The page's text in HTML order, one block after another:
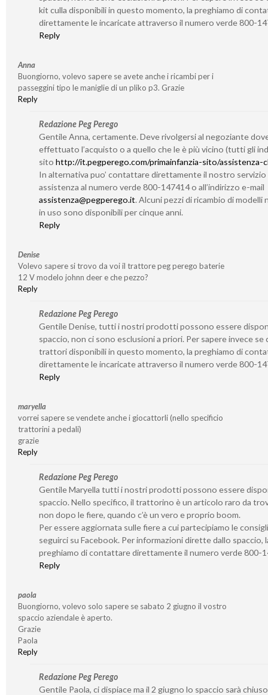
kit culla disponibili in questo momento, la preghiamo di
direttamente le incaricate attraverso il numero verde 800-
Reply
Anna
Buongiorno, volevo sapere se avete anche i ricambi per i
passeggini tipo le maniglie di un pliko p3. Grazie
Reply
Redazione Peg Perego
Gentile Anna, certamente. Deve rivolgersi al negoziante
effettuato l’acquisto o a quello che le è più vicino (tutti gli
sito http://it.pegperego.com/primainfanzia-sito/assistenza-
In alternativa puo’ contattare direttamente il nostro servizio
assistenza al numero verde 800-147414 o all’indirizzo e-mail
assistenza@pegperego.it. Alcuni pezzi di ricambio di modelli
in uso sono disponibili per cinque anni.
Reply
Denise
Volevo sapere si trovo da voi il trattore peg perego baterie
12 V modelo johnn deer e che pezzo?
Reply
Redazione Peg Perego
Gentile Denise, tutti i nostri prodotti possono essere
spaccio, non ci sono esclusioni a priori. Per sapere invece se
trattori disponibili in questo momento, la preghiamo di
direttamente le incaricate attraverso il numero verde 800-
Reply
maryella
vorrei sapere se vendete anche i giocattorli (nello specificio
trattorini a pedali)
grazie
Reply
Redazione Peg Perego
Gentile Maryella tutti i nostri prodotti possono essere
spaccio. Nello specifico, il trattorino è un articolo raro da
non dopo le fiere, quando c’è un vero e proprio boom.
Per essere aggiornata sulle fiere a cui partecipiamo le
seguirci su Facebook. Per informazioni dirette dallo spaccio,
preghiamo di contattare direttamente il numero verde 800-
Reply
paola
Buongiorno, volevo solo sapere se sabato 2 giugno il vostro
spaccio aziendale è aperto.
Grazie
Paola
Reply
Redazione Peg Perego
Gentile Paola, ci dispiace ma il 2 giugno lo spaccio sarà